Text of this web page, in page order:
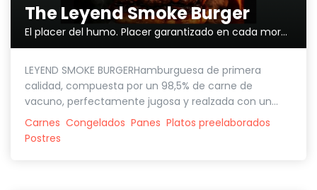
The Leyend Smoke Burger
El placer del humo. Placer garantizado en cada mordisco.
LEYEND SMOKE BURGERHamburguesa de primera
calidad, compuesta por un 98,5% de carne de
vacuno, perfectamente jugosa y realzada con un...
Carnes Congelados Panes Platos preelaborados
Postres